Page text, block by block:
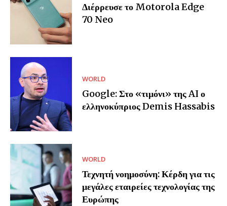
Διέρρευσε το Motorola Edge
70 Neo
WORLD
Google: Στο «τιμόνι» της AI ο
ελληνοκύπριος Demis Hassabis
WORLD
Τεχνητή νοημοσύνη: Κέρδη για τις
μεγάλες εταιρείες τεχνολογίας της
Ευρώπης